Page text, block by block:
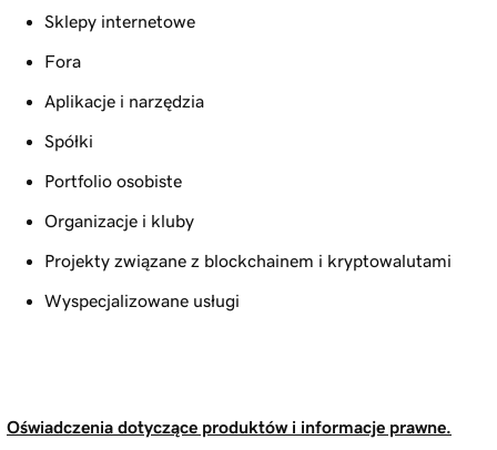
Sklepy internetowe
Fora
Aplikacje i narzędzia
Spółki
Portfolio osobiste
Organizacje i kluby
Projekty związane z blockchainem i kryptowalutami
Wyspecjalizowane usługi
Oświadczenia dotyczące produktów i informacje prawne.